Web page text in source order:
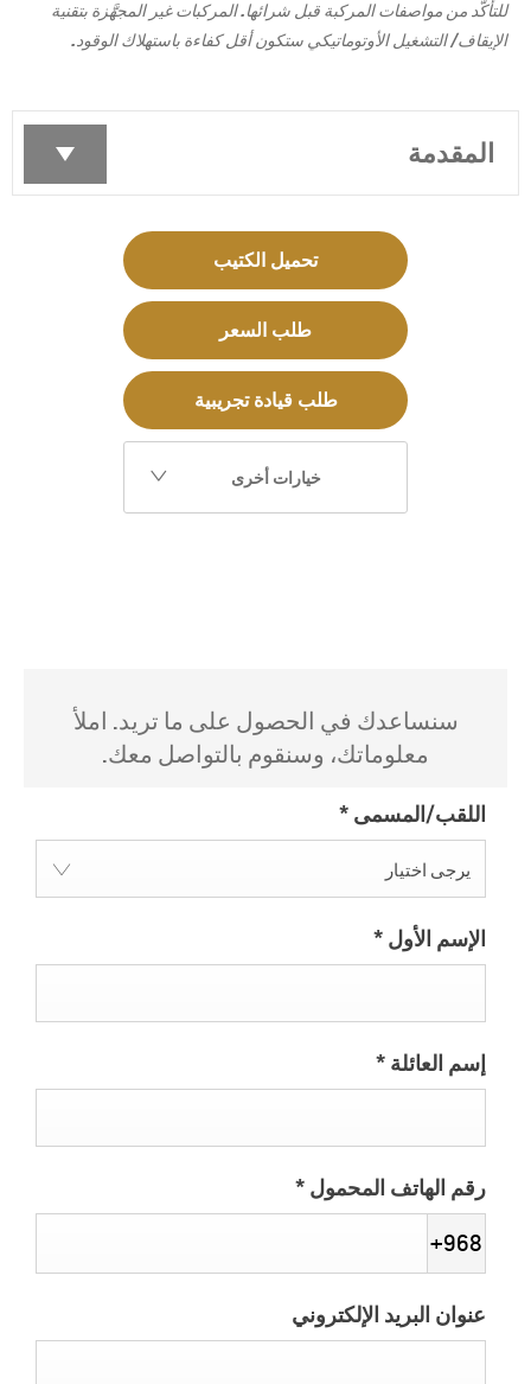
للتأكّد من مواصفات المركبة قبل شرائها. المركبات غير المجهَّزة بتقنية
الإيقاف/ التشغيل الأوتوماتيكي ستكون أقل كفاءة باستهلاك الوقود.
المقدمة
تحميل الكتيب
طلب السعر
طلب قيادة تجريبية
خيارات أخرى
سنساعدك في الحصول على ما تريد. املأ
معلوماتك، وسنقوم بالتواصل معك.
اللقب/المسمى *
يرجى اختيار
الإسم الأول *
إسم العائلة *
رقم الهاتف المحمول *
+968
عنوان البريد الإلكتروني